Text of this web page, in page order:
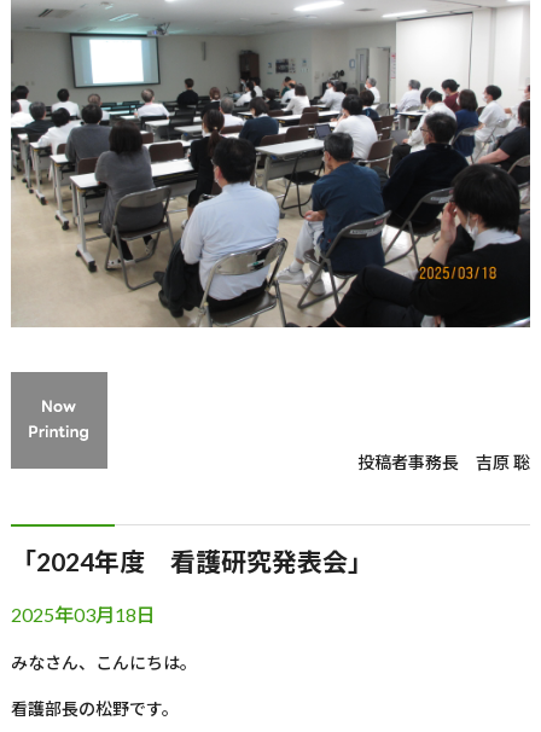
投稿者事務長 吉原 聡
「2024年度 看護研究発表会」
2025年03月18日
みなさん、こんにちは。
看護部長の松野です。